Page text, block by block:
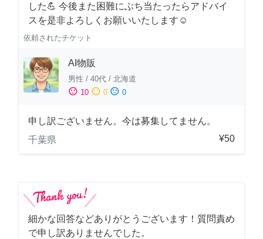
した💪 今後また困難にぶち当たったらアドバイ
スを是非よろしくお願いいたします☺️
依頼されたチケット
AI物販
男性 / 40代 / 北海道
sentiment_satisfied 10 sentiment_neutral 0 sentiment_dissatisfied 0
申し訳ございません。今は募集してません。
千葉県
¥50
細かな回答などありがとうございます！質問責め
で申し訳ありませんでした。